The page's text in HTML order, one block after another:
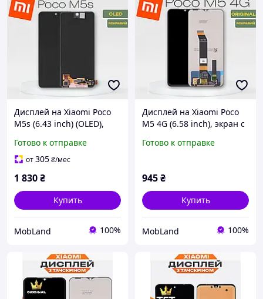
Дисплей на Xiaomi Poco
M5s (6.43 inch) (OLED),
модуль телефона для
Ксиоми Поко М5с
Готово к отправке
от305₴/мес
1 830₴
Купить
MobLand 100%
Дисплей на Xiaomi Poco
M5 4G (6.58 inch), экран с
телефона для Ксиоми
Готово к отправке
945₴
Купить
MobLand 100%